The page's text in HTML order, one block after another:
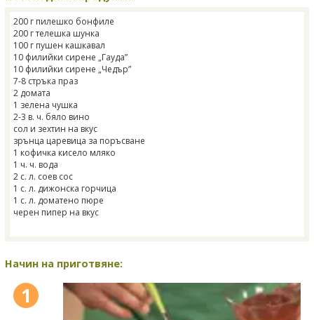
200 г пилешко бонфиле
200 г телешка шунка
100 г пушен кашкавал
10 филийки сирене „Гауда”
10 филийки сирене „Чедър”
7-8 стръка праз
2 домата
1 зелена чушка
2-3 в. ч. бяло вино
сол и зехтин на вкус
зрънца царевица за поръсване
1 кофичка кисело мляко
1 ч. ч. вода
2 с. л. соев сос
1 с. л. дижонска горчица
1 с. л. доматено пюре
черен пипер на вкус
Начин на приготвяне:
1